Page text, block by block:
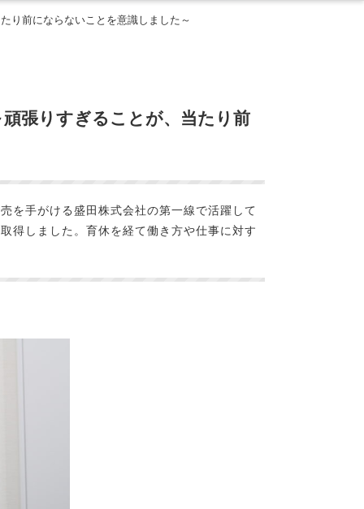
り前にならないことを意識しました～
張りすぎることが、当たり前
を手がける盛田株式会社の第一線で活躍して
得しました。育休を経て働き方や仕事に対す